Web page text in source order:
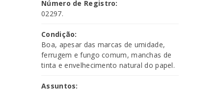
Número de Registro:
02297.
Condição:
Boa, apesar das marcas de umidade,
ferrugem e fungo comum, manchas de
tinta e envelhecimento natural do papel.
Assuntos: